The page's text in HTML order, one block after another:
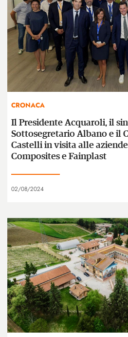
CRONACA
Il Presidente Acquaroli, il
Sottosegretario Albano e il
Castelli in visita alle
Composites e Fainplast
02/08/2024